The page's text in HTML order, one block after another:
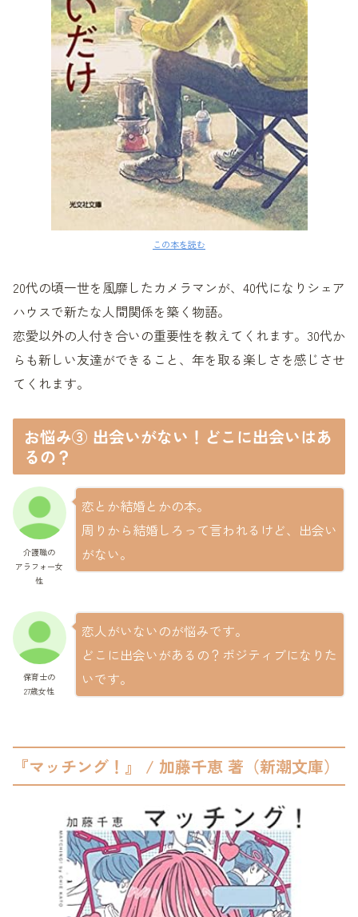
この本を読む
20代の頃一世を風靡したカメラマンが、40代になりシェア
ハウスで新たな人間関係を築く物語。
恋愛以外の人付き合いの重要性を教えてくれます。30代か
らも新しい友達ができること、年を取る楽しさを感じさせ
てくれます。
お悩み③ 出会いがない！どこに出会いはあ
るの？
介護職の
アラフォー女
性
恋とか結婚とかの本。
周りから結婚しろって言われるけど、出会い
がない。
保育士の
27歳女性
恋人がいないのが悩みです。
どこに出会いがあるの？ポジティブになりた
いです。
『マッチング！』 / 加藤千恵 著（新潮文庫）